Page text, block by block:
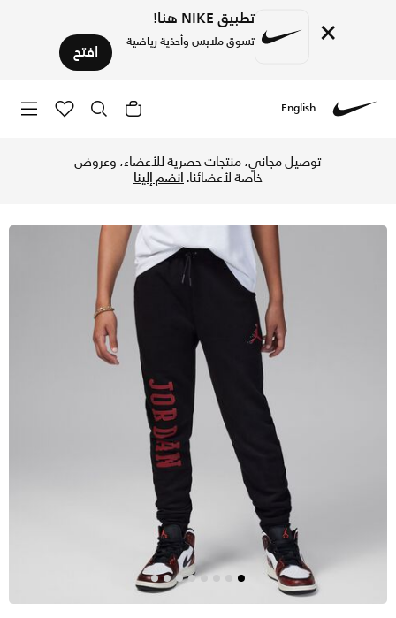
× تطبيق NIKE هنا!
تسوق ملابس وأحذية رياضية افتح
English
توصيل مجاني، منتجات حصرية للأعضاء، وعروض
خاصة لأعضائنا.انضم إلينا